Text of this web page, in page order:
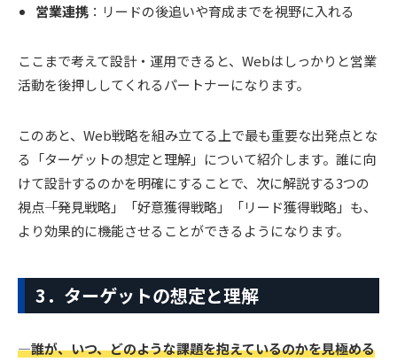
営業連携：リードの後追いや育成までを視野に入れる
ここまで考えて設計・運用できると、Webはしっかりと営業
活動を後押ししてくれるパートナーになります。
このあと、Web戦略を組み立てる上で最も重要な出発点とな
る「ターゲットの想定と理解」について紹介します。誰に向
けて設計するのかを明確にすることで、次に解説する3つの
視点――「発見戦略」「好意獲得戦略」「リード獲得戦略」も、
より効果的に機能させることができるようになります。
3．ターゲットの想定と理解
―誰が、いつ、どのような課題を抱えているのかを見極める